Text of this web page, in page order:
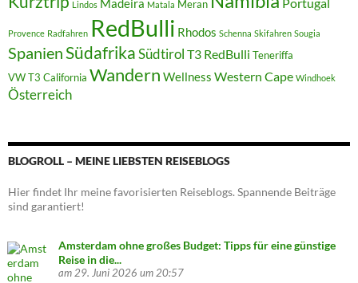
Lindos Madeira Matala Meran
Provence Radfahren RedBulli Rhodos Schenna Skifahren Sougia
SpanienSüdafrikaSüdtirol T3 RedBulli Teneriffa
VW T3 California Wandern Wellness Western Cape Windhoek
Österreich
BLOGROLL – MEINE LIEBSTEN REISEBLOGS
Hier findet Ihr meine favorisierten Reiseblogs. Spannende Beiträge
sind garantiert!
Amsterdam ohne großes Budget: Tipps für eine günstige
Reise in die...
am 29. Juni 2026 um 20:57